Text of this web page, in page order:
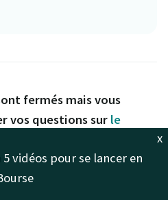
fermés mais vous
vos questions sur le
x
vidéos pour se lancer en